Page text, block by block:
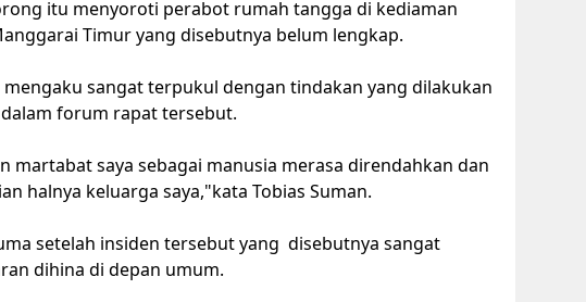
itu menyoroti perabot rumah tangga di kediaman
Timur yang disebutnya belum lengkap.
mengaku sangat terpukul dengan tindakan yang dilakukan
forum rapat tersebut.
martabat saya sebagai manusia merasa direndahkan dan
halnya keluarga saya,"kata Tobias Suman.
setelah insiden tersebut yang disebutnya sangat
dihina di depan umum.